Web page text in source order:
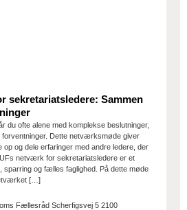
sekretariatsledere: Sammen
du ofte alene med komplekse beslutninger,
Dette netværksmøde giver
op og dele erfaringer med andre ledere, der
netværk for sekretariatsledere er et
sparring og fælles faglighed. På dette møde
[…]
Fællesråd Scherfigsvej 5 2100